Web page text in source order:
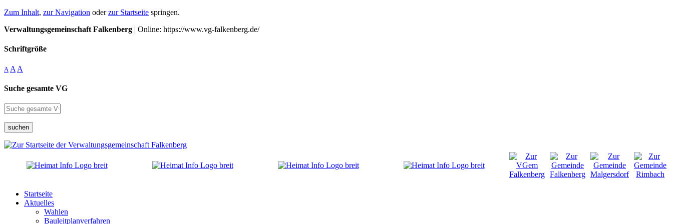
Zum Inhalt, zur Navigation oderzur Startseite springen.
Verwaltungsgemeinschaft Falkenberg | Online: https://www.vg-falkenberg.de/
Schriftgröße
A A A
Suche gesamte VG
suchen
Startseite
Aktuelles
Wahlen
Bauleitplanverfahren